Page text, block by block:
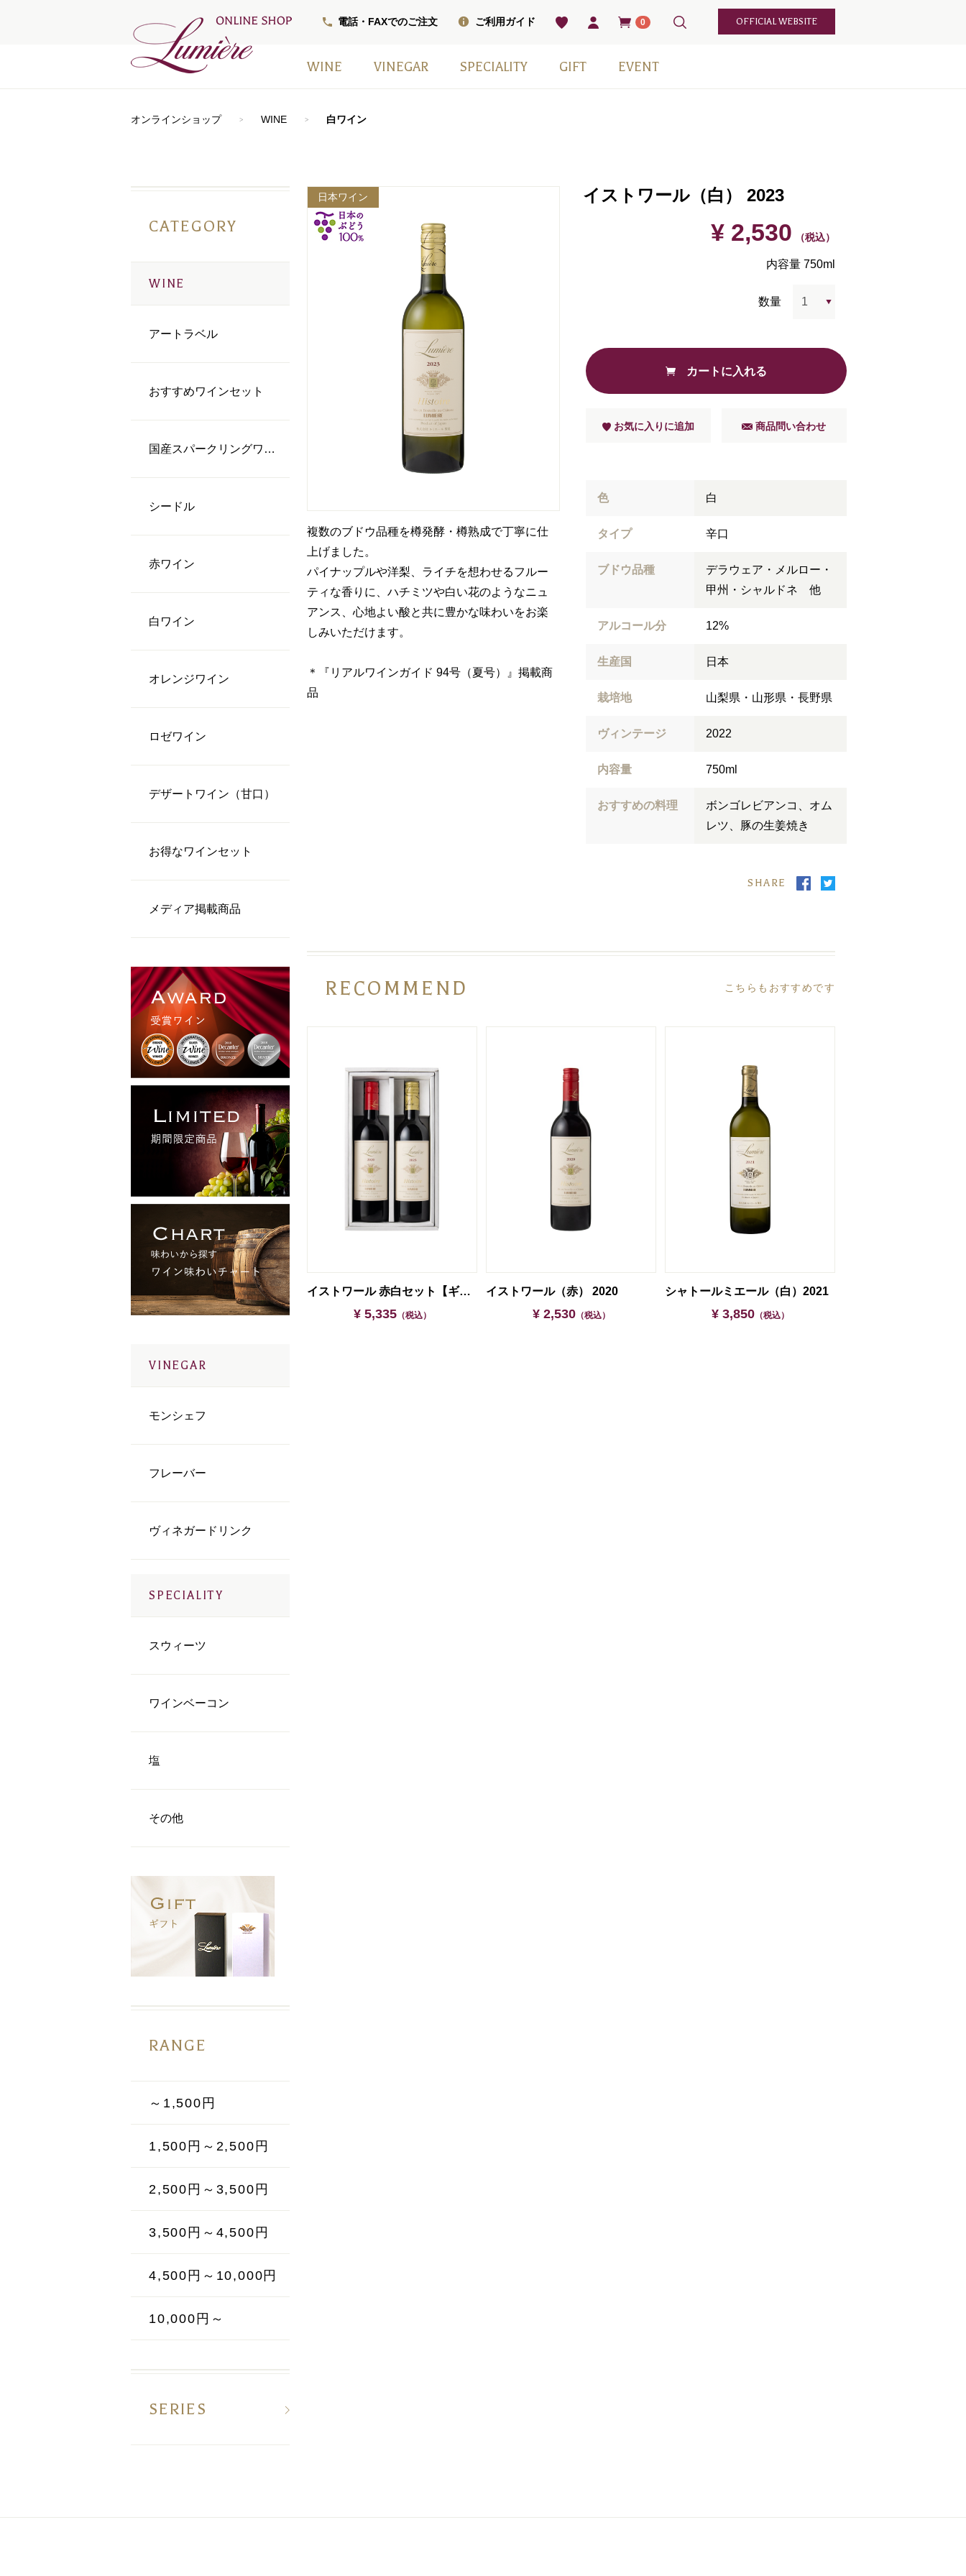
電話・FAXでのご注文 ご利用ガイド OFFICIAL WEBSITE
0
WINE VINEGAR SPECIALITY GIFT EVENT
オンラインショップ WINE ⽩ワイン
CATEGORY
WINE
アートラベル
おすすめワインセット
国産スパークリングワイン
シードル
⾚ワイン
⽩ワイン
オレンジワイン
ロゼワイン
デザートワイン（甘口）
お得なワインセット
メディア掲載商品
VINEGAR
モンシェフ
フレーバー
ヴィネガードリンク
SPECIALITY
スウィーツ
ワインベーコン
塩
その他
RANGE
～1,500円
1,500円～2,500円
2,500円～3,500円
3,500円～4,500円
4,500円～10,000円
10,000円～
SERIES
日本ワイン
複数のブドウ品種を樽発酵・樽熟成で丁寧に仕
上げました。
パイナップルや洋梨、ライチを想わせるフルー
ティな香りに、ハチミツや白い花のようなニュ
アンス、心地よい酸と共に豊かな味わいをお楽
しみいただけます。
＊『リアルワインガイド 94号（夏号）』掲載商
品
イストワール（白） 2023
¥ 2,530 （税込）
内容量 750ml
数量
カートに入れる
お気に入りに追加 商品問い合わせ
色 白
タイプ 辛口
ブドウ品種
デラウェア・メルロー・
甲州・シャルドネ 他
アルコール分 12%
生産国 日本
栽培地 山梨県・山形県・長野県
ヴィンテージ 2022
内容量 750ml
おすすめの料理
ボンゴレビアンコ、オム
レツ、豚の生姜焼き
SHARE
RECOMMEND こちらもおすすめです
イストワール 赤白セット【ギフト箱入】
¥ 5,335（税込）
イストワール（赤） 2020
¥ 2,530（税込）
シャトールミエール（白）2021
¥ 3,850（税込）